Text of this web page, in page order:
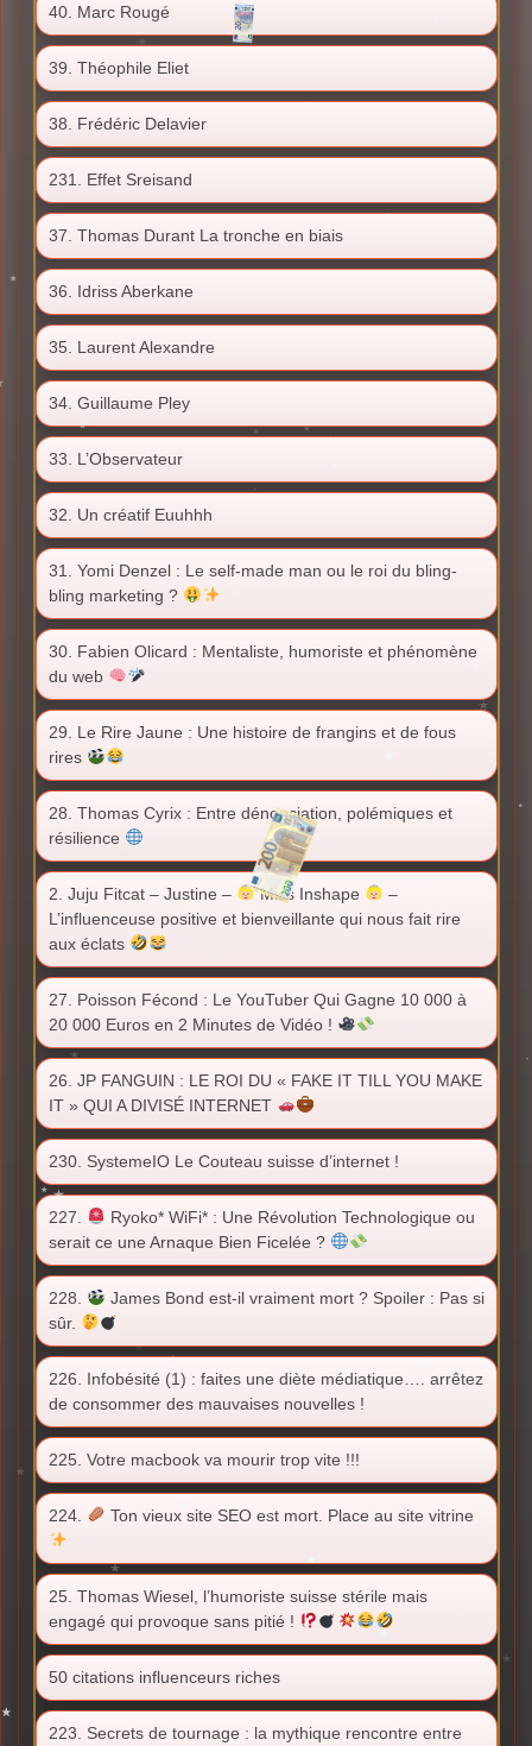
40. Marc Rougé
39. Théophile Eliet
38. Frédéric Delavier
231. Effet Sreisand
37. Thomas Durant La tronche en biais
36. Idriss Aberkane
35. Laurent Alexandre
34. Guillaume Pley
33. L’Observateur
32. Un créatif Euuhhh
31. Yomi Denzel : Le self-made man ou le roi du bling-
bling marketing ?
30. Fabien Olicard : Mentaliste, humoriste et phénomène
du web
29. Le Rire Jaune : Une histoire de frangins et de fous
rires
28. Thomas Cyrix : Entre dénonciation, polémiques et
résilience
2. Juju Fitcat – Justine – Miss Inshape
–
L’influenceuse positive et bienveillante qui nous fait rire
aux éclats
27. Poisson Fécond : Le YouTuber Qui Gagne 10 000 à
20 000 Euros en 2 Minutes de Vidéo !
26. JP FANGUIN : LE ROI DU « FAKE IT TILL YOU MAKE
IT » QUI A DIVISÉ INTERNET
230. SystemeIO Le Couteau suisse d’internet !
227.
Ryoko* WiFi* : Une Révolution Technologique ou
serait ce une Arnaque Bien Ficelée ?
228.
James Bond est-il vraiment mort ? Spoiler : Pas si
sûr.
226. Infobésité (1) : faites une diète médiatique…. arrêtez
de consommer des mauvaises nouvelles !
225. Votre macbook va mourir trop vite !!!
224. Ton vieux site SEO est mort. Place au site vitrine
25. Thomas Wiesel, l’humoriste suisse stérile mais
engagé qui provoque sans pitié !
50 citations influenceurs riches
223. Secrets de tournage : la mythique rencontre entre